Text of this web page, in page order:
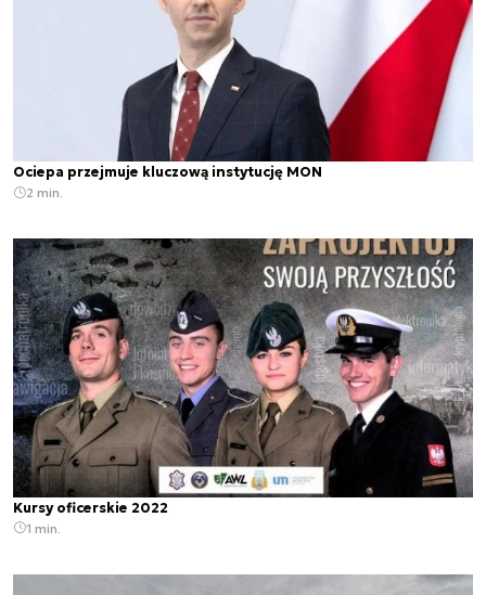
Ociepa przejmuje kluczową instytucję MON
2 min.
Kursy oficerskie 2022
1 min.